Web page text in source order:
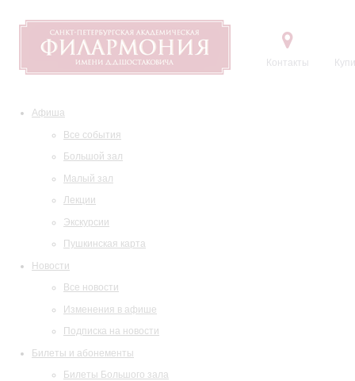
Контакты
Афиша
Все события
Большой зал
Малый зал
Лекции
Экскурсии
Пушкинская карта
Новости
Все новости
Изменения в афише
Подписка на новости
Билеты и абонементы
Билеты Большого зала